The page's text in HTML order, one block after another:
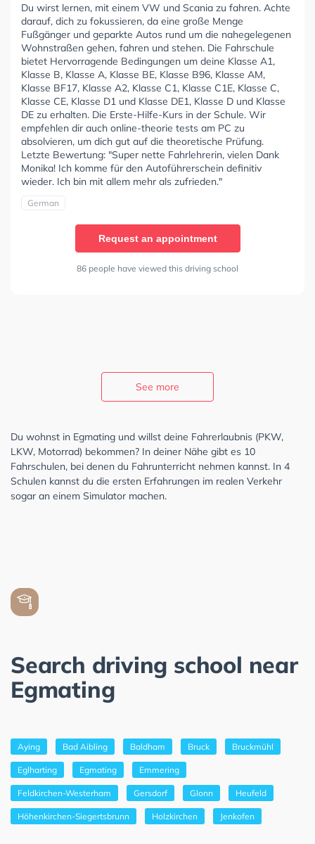
Du wirst lernen, mit einem VW und Scania zu fahren. Achte
darauf, dich zu fokussieren, da eine große Menge
Fußgänger und geparkte Autos rund um die nahegelegenen
Wohnstraßen gehen, fahren und stehen. Die Fahrschule
bietet Hervorragende Bedingungen um deine Klasse A1,
Klasse B, Klasse A, Klasse BE, Klasse B96, Klasse AM,
Klasse BF17, Klasse A2, Klasse C1, Klasse C1E, Klasse C,
Klasse CE, Klasse D1 und Klasse DE1, Klasse D und Klasse
DE zu erhalten. Die Erste-Hilfe-Kurs in der Schule. Wir
empfehlen dir auch online-theorie tests am PC zu
absolvieren, um dich gut auf die theoretische Prüfung.
Letzte Bewertung: "Super nette Fahrlehrerin, vielen Dank
Monika! Ich komme für den Autoführerschein definitiv
wieder. Ich bin mit allem mehr als zufrieden."
German
Request an appointment
86 people have viewed this driving school
See more
Du wohnst in Egmating und willst deine Fahrerlaubnis (PKW,
LKW, Motorrad) bekommen? In deiner Nähe gibt es 10
Fahrschulen, bei denen du Fahrunterricht nehmen kannst. In 4
Schulen kannst du die ersten Erfahrungen im realen Verkehr
sogar an einem Simulator machen.
Search driving school near
Egmating
Aying Bad Aibling Baldham Bruck Bruckmühl
Eglharting Egmating Emmering
Feldkirchen-Westerham Gersdorf Glonn Heufeld
Höhenkirchen-Siegertsbrunn Holzkirchen Jenkofen